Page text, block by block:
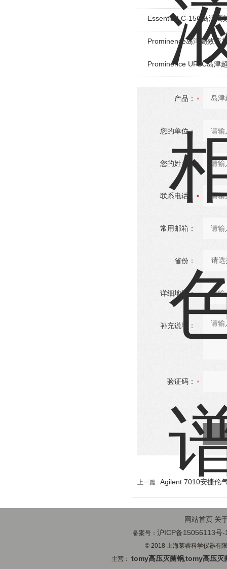
Essentia LC-15C岛津高
Prominence岛津高效液
Prominence UFLC岛津
产品：
您的单位：
您的姓名：
联系电话：
常用邮箱：
省份：
详细地址：
补充说明：
验证码：
上一篇 : Agilent 7010安捷伦
网站首页 关
备案号：沪ICP备15056113号-
© 2018 上海莱睿科学仪器有
主营：tomy高压灭菌锅,tomy高压灭